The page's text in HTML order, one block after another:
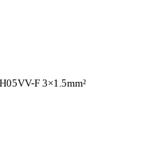
– Φορτιστές
Oxide – Βαρηκοΐας
H05VV-F 3×1.5mm²